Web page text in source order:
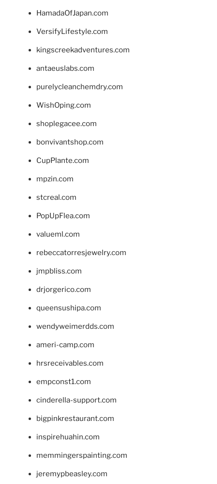
HamadaOfJapan.com
VersifyLifestyle.com
kingscreekadventures.com
antaeuslabs.com
purelycleanchemdry.com
WishOping.com
shoplegacee.com
bonvivantshop.com
CupPlante.com
mpzin.com
stcreal.com
PopUpFlea.com
valueml.com
rebeccatorresjewelry.com
jmpbliss.com
drjorgerico.com
queensushipa.com
wendyweimerdds.com
ameri-camp.com
hrsreceivables.com
empconst1.com
cinderella-support.com
bigpinkrestaurant.com
inspirehuahin.com
memmingerspainting.com
jeremypbeasley.com